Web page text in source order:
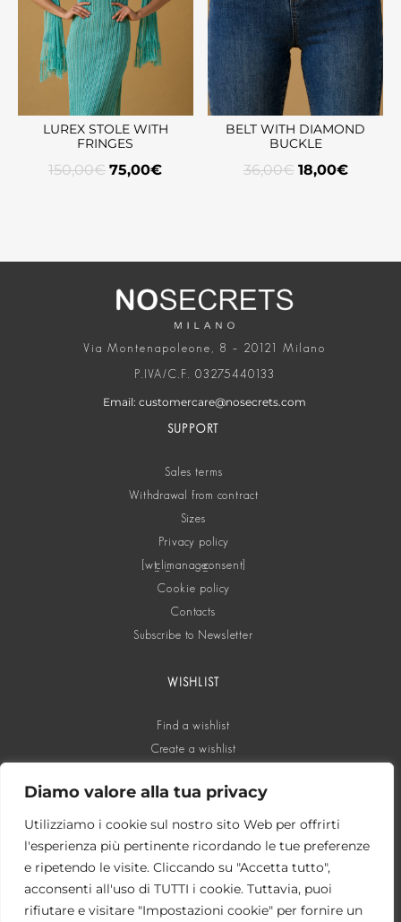
Diamo valore alla tua privacy
Utilizziamo i cookie sul nostro sito Web per offrirti
l'esperienza più pertinente ricordando le tue preferenze
e ripetendo le visite. Cliccando su "Accetta tutto",
acconsenti all'uso di TUTTI i cookie. Tuttavia, puoi
rifiutare e visitare "Impostazioni cookie" per fornire un
LUREX STOLE WITH
FRINGES
150,00€ 75,00€
BELT WITH DIAMOND
BUCKLE
36,00€ 18,00€
Via Montenapoleone, 8 – 20121 Milano
P.IVA/C.F. 03275440133
Email: customercare@nosecrets.com
SUPPORT
Sales terms
Withdrawal from contract
Sizes
Privacy policy
[wt_cli_manage_consent]
Cookie policy
Contacts
Subscribe to Newsletter
WISHLIST
Find a wishlist
Create a wishlist
SOCIAL